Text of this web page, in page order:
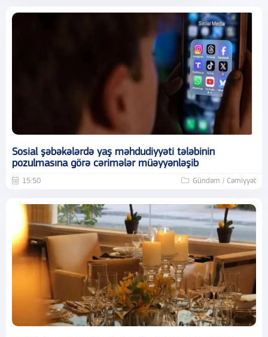
Sosial şəbəkələrdə yaş məhdudiyyəti tələbinin
pozulmasına görə cərimələr müəyyənləşib
15:50 Gündəm / Cəmiyyət